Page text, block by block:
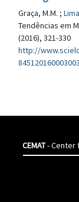
Graça, M.M. ;
Tendências em
(2016), 321-330
http://
CEMAT- Center